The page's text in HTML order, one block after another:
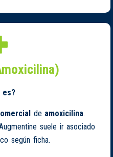
es?
de amoxicilina.
suele ir asociado
según ficha.